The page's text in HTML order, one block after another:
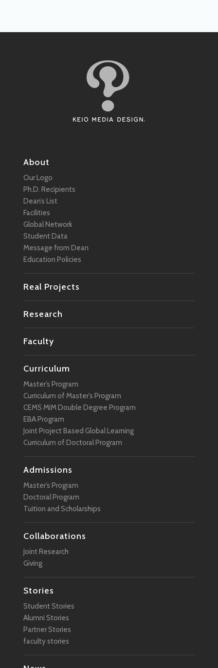
About
Our Logo
Ph.D. Recipients
Dean’s List
Facilities
Global Network
Student Data
Message from Dean
Education Policies
Real Projects
Research
Faculty
Curriculum
Master’s Program
Curriculum of Master’s Program
CEMS MIM Double Degree Program
EBA Program
Joint Project Based Global Learning
Curriculum of Doctoral Program
Admissions
Master’s Program
Doctoral Program
Tuition and Scholarships
Collaborations
Joint Research
Giving
Stories
Student Stories
Alumni Stories
Partner Stories
faculty stories